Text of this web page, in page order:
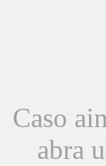
Caso
abra